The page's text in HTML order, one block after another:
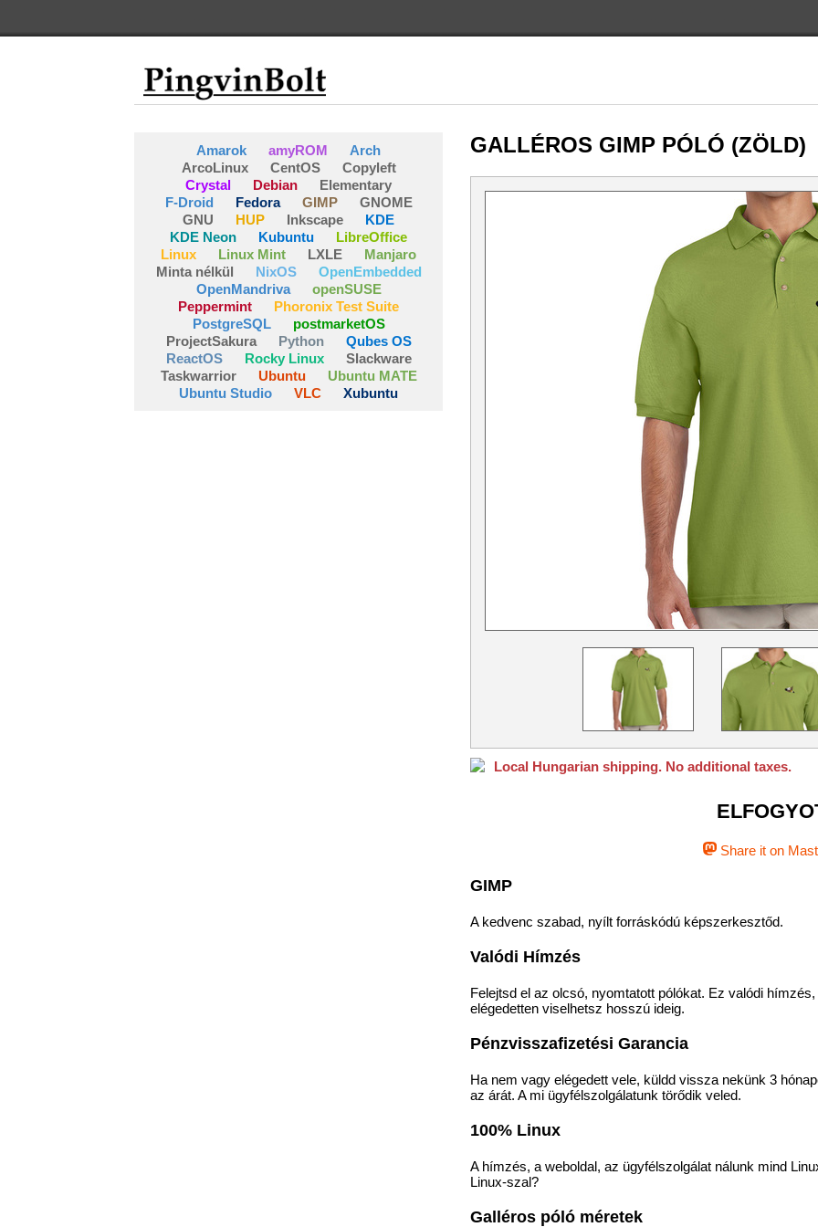
Amarok amyROM
Arch
ArcoLinux
CentOS
Copyleft
Crystal
Debian
Elementary
F-Droid
Fedora GIMP
GNOME
GNU
HUP Inkscape
KDE
KDE Neon
Kubuntu
LibreOffice
Linux
Linux Mint LXLE
Manjaro
Minta nélkül
NixOS
OpenEmbedded
OpenMandriva
openSUSE
Peppermint
Phoronix Test Suite
PostgreSQL
postmarketOS
ProjectSakura
Python
Qubes OS
ReactOS
Rocky Linux
Slackware
Taskwarrior
Ubuntu
Ubuntu MATE
Ubuntu Studio
VLC Xubuntu
GALLÉROS GIMP PÓLÓ (ZÖLD)
Local Hungarian shipping. No additional taxes.
Share it on
GIMP
A kedvenc szabad, nyílt forráskódú képszerkesztőd.
Valódi Hímzés
Felejtsd el az olcsó, nyomtatott pólókat. Ez valódi
elégedetten viselhetsz hosszú ideig.
Pénzvisszafizetési Garancia
Ha nem vagy elégedett vele, küldd vissza nekünk 3
az árát. A mi ügyfélszolgálatunk törődik veled.
100% Linux
A hímzés, a weboldal, az ügyfélszolgálat nálunk mind
Linux-szal?
Galléros póló méretek